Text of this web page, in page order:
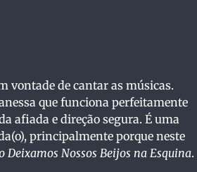
vontade de cantar as músicas.
que funciona perfeitamente
afiada e direção segura. É uma
principalmente porque neste
Deixamos Nossos Beijos na Esquina.